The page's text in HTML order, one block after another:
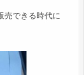
売できる時代に